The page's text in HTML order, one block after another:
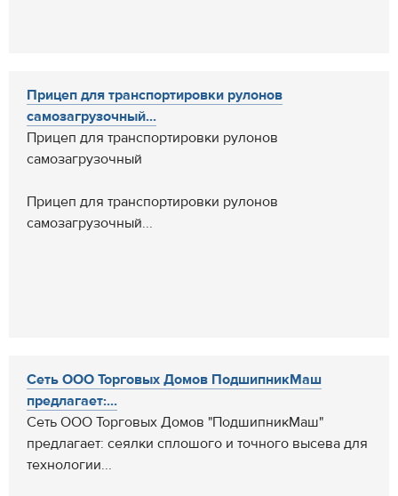
Прицеп для транспортировки рулонов
самозагрузочный...
Прицеп для транспортировки рулонов
самозагрузочный
Прицеп для транспортировки рулонов
самозагрузочный...
Сеть ООО Торговых Домов ПодшипникМаш
предлагает:...
Сеть ООО Торговых Домов "ПодшипникМаш"
предлагает: сеялки сплошого и точного высева для
технологии...